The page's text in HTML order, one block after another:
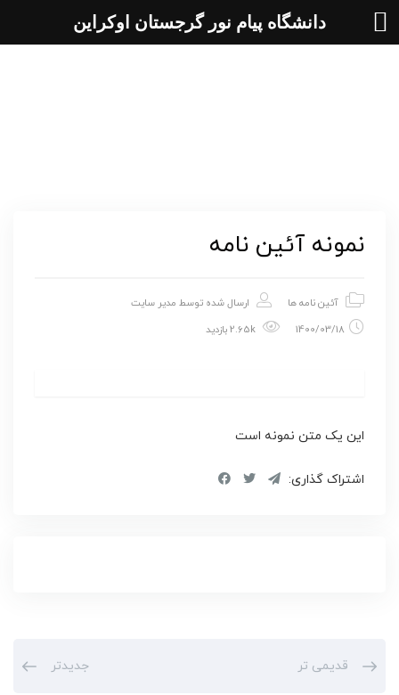
نمونه آئین نامه
آئین نامه ها ارسال شده توسط مدیر سایت
1400/03/18
این یک متن نمونه است
اشتراک گذاری:
قدیمی تر جدیدتر
دانشگاه پیام نور گرجستان اوکراین